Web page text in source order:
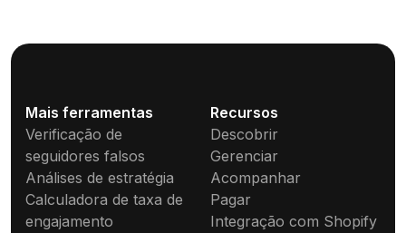
Recursos
Descobrir
Gerenciar
Acompanhar
Pagar
Integração com Shopify
Mais ferramentas
Verificação de
seguidores falsos
Análises de estratégia
Calculadora de taxa de
engajamento